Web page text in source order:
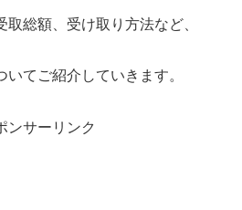
総額、受け取り方法など、
てご紹介していきます。
ンサーリンク